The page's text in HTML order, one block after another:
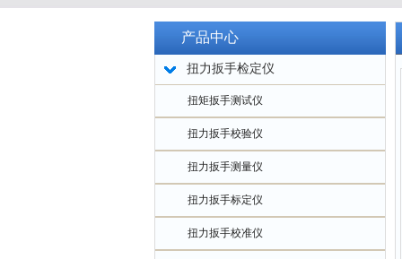
产品中心
扭力扳手检定仪
扭矩扳手测试仪
扭力扳手校验仪
扭力扳手测量仪
扭力扳手标定仪
扭力扳手校准仪